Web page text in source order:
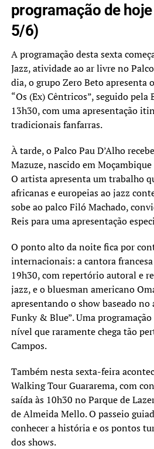
programação de
5/6)
A programação desta sexta
Jazz, atividade ao ar livre no
dia, o grupo Zero Beto apresenta
“Os (Ex) Cêntricos”, seguido pela
13h30, com uma apresentação
tradicionais fanfarras.
À tarde, o Palco Pau D’Alho
Mazuze, nascido em
O artista apresenta um trabalho
africanas e europeias ao jazz
sobe ao palco Filó Machado,
Reis para uma apresentação
O ponto alto da noite fica por
internacionais: a cantora
19h30, com repertório autoral e
jazz, e o bluesman americano
apresentando o show baseado no
Funky & Blue”. Uma
nível que raramente chega tão
Campos.
Também nesta sexta-feira
Walking Tour Guararema, com
saída às 10h30 no Parque de
de Almeida Mello. O passeio
conhecer a história e os pontos
dos shows.